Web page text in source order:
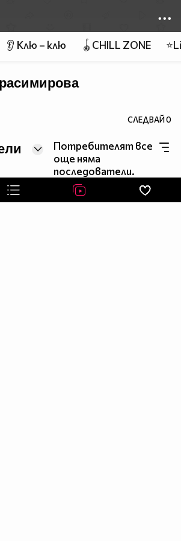
👂 Клю – клю 🪀CHILL ZONE
СЛЕДВАЙ0
Потребителят все
още няма
последователи.